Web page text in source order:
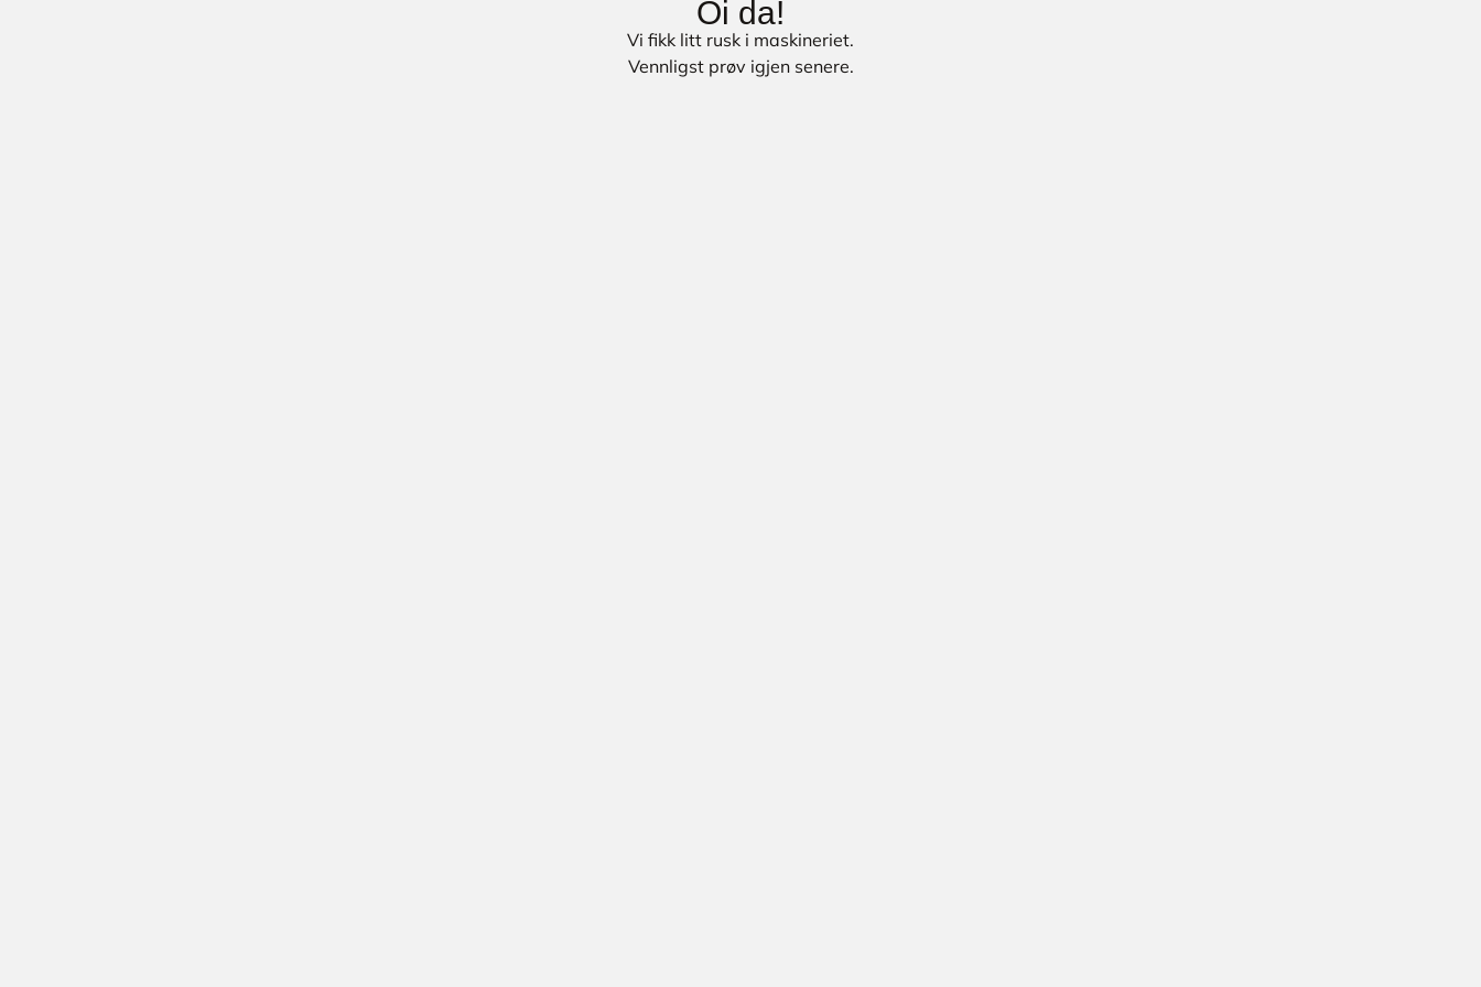
Oi da!
Vi fikk litt rusk i maskineriet.
Vennligst prøv igjen senere.